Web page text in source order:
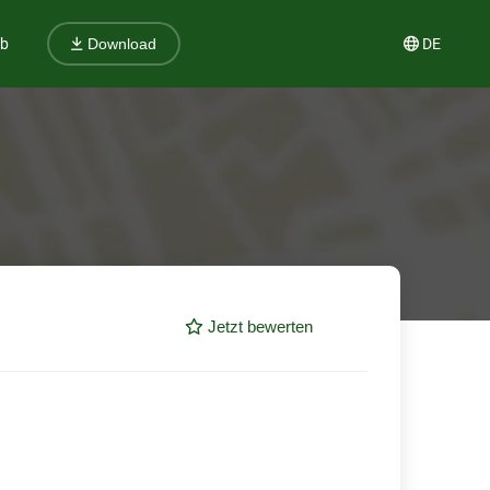
Download DE
Jetzt bewerten